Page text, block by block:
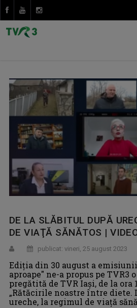
DE LA SLĂBITUL DUPĂ
DE VIAŢĂ SĂNĂTOS |
publicat: vineri, 25 august 2023
Ediția din 30 august a emisiunii
aproape" ne-a propus pe TVR3
pregătită de TVR Iași, de la ora
„Rătăcirile noastre între diete.
ureche, la regimul de viaţă